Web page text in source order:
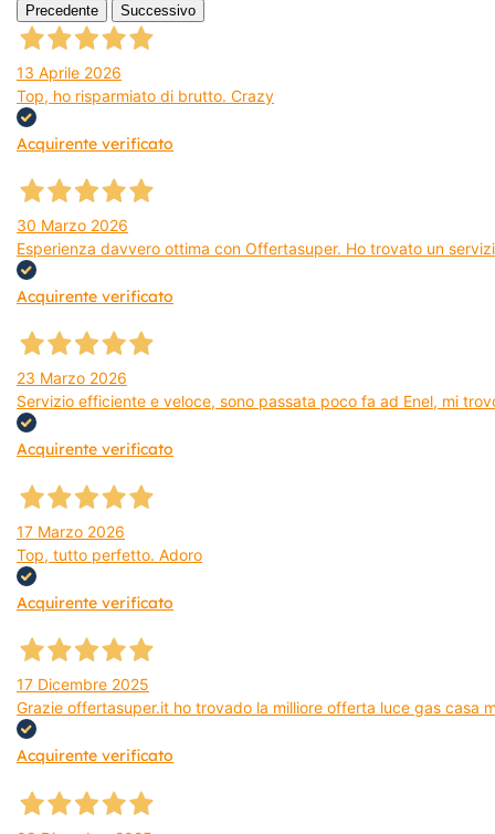
Precedente Successivo
13 Aprile 2026
Top, ho risparmiato di brutto. Crazy
Acquirente verificato
30 Marzo 2026
Esperienza davvero ottima con Offertasuper. Ho trovato un
Acquirente verificato
23 Marzo 2026
Servizio efficiente e veloce, sono passata poco fa ad Enel, mi
Acquirente verificato
17 Marzo 2026
Top, tutto perfetto. Adoro
Acquirente verificato
17 Dicembre 2025
Grazie offertasuper.it ho trovado la milliore offerta luce gas casa
Acquirente verificato